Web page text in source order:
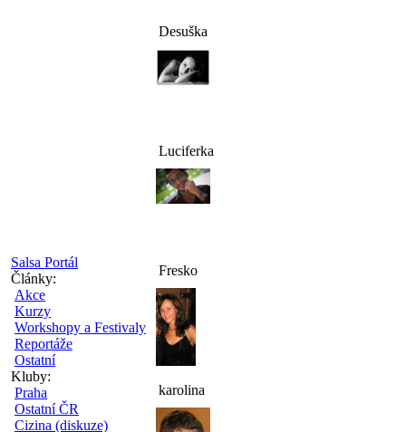
Salsa Portál
Články:
Akce
Kurzy
Workshopy a Festivaly
Reportáže
Ostatní
Kluby:
Praha
Ostatní ČR
Cizina (diskuze)
Desuška
Luciferka
Fresko
karolina